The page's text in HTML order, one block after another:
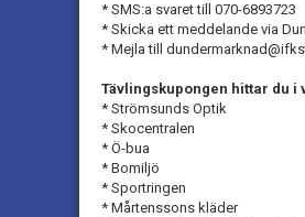
* SMS:a svaret till 070-6893723
* Skicka ett meddelande via
* Mejla till
Tävlingskupongen hittar du i
* Strömsunds Optik
* Skocentralen
* Ö-bua
* Bomiljö
* Sportringen
* Mårtenssons kläder